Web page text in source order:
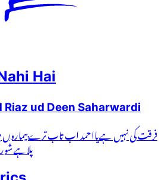
Hai
Riaz ud Deen Saharwardi
فرقت کی نہیں ہےیااحمد اب تاب ترےبیماروں
پلاہے